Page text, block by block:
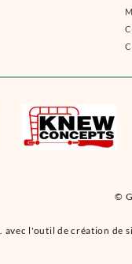
©
avec l'outil de création